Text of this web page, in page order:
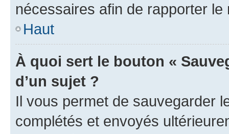
nécessaires afin de rapporter le
Haut
À quoi sert le bouton «
d’un sujet ?
Il vous permet de sauvegarder
complétés et envoyés